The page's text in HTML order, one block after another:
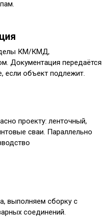
КМ/КМД,
Документация передаётся
если объект подлежит.
проекту: ленточный,
сваи. Параллельно
выполняем сборку с
соединений.